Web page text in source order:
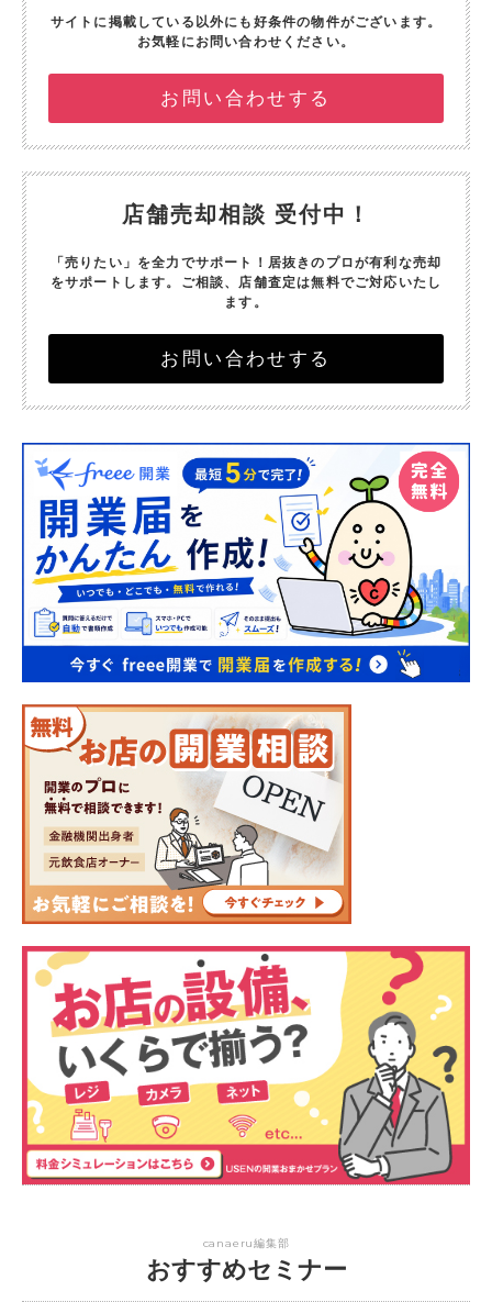
サイトに掲載している以外にも好条件の物件がございます。
お気軽にお問い合わせください。
お問い合わせする
店舗売却相談 受付中！
「売りたい」を全力でサポート！ 居抜きのプロが有利な売却
をサポートします。 ご相談、店舗査定は無料でご対応いたし
ます。
お問い合わせする
canaeru編集部
おすすめセミナー